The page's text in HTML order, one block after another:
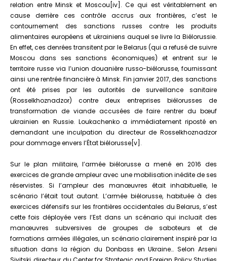
relation entre Minsk et Moscou[iv]. Ce qui est véritablement en
cause derrière ces contrôle accrus aux frontières, c’est le
contournement des sanctions russes contre les produits
alimentaires européens et ukrainiens auquel se livre la Biélorussie.
En effet, ces denrées transitent par le Belarus (qui a refusé de suivre
Moscou dans ses sanctions économiques) et entrent sur le
territoire russe via l’union douanière russo-biélorusse, fournissant
ainsi une rentrée financière à Minsk. Fin janvier 2017, des sanctions
ont été prises par les autorités de surveillance sanitaire
(Rosselkhoznadzor) contre deux entreprises biélorusses de
transformation de viande accusées de faire rentrer du bœuf
ukrainien en Russie. Loukachenko a immédiatement riposté en
demandant une inculpation du directeur de Rosselkhoznadzor
pour dommage envers l’État biélorusse[v].
Sur le plan militaire, l’armée biélorusse a mené en 2016 des
exercices de grande ampleur avec une mobilisation inédite de ses
réservistes. Si l’ampleur des manœuvres était inhabituelle, le
scénario l’était tout autant. L’armée biélorusse, habituée à des
exercices défensifs sur les frontières occidentales du Belarus, s’est
cette fois déployée vers l’Est dans un scénario qui incluait des
manœuvres subversives de groupes de saboteurs et de
formations armées illégales, un scénario clairement inspiré par la
situation dans la région du Donbass en Ukraine… Selon Arseni